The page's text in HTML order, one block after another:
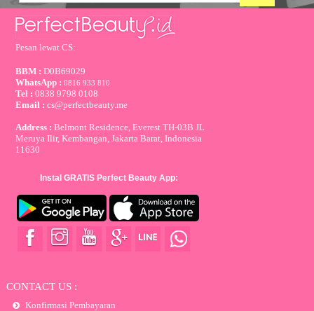
Pesan lewat CS:
BBM : D0B69029
WhatsApp :0816 933 810
Tel :0838 9798 0108
Email :cs@perfectbeauty.me
Address : Belmont Residence, Everest TH-03B JL
Meruya Ilir, Kembangan, Jakarta Barat, Indonesia
11630
Instal GRATIS Perfect Beauty App:
CONTACT US :
Konfirmasi Pembayaran